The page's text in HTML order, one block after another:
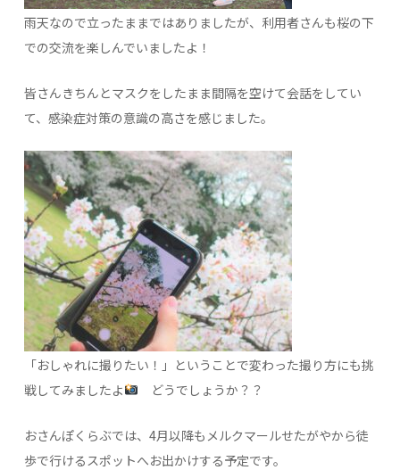
雨天なので立ったままではありましたが、利用者さんも桜の下
での交流を楽しんでいましたよ！
皆さんきちんとマスクをしたまま間隔を空けて会話をしてい
て、感染症対策の意識の高さを感じました。
「おしゃれに撮りたい！」ということで変わった撮り方にも挑
戦してみましたよ
どうでしょうか？？
おさんぽくらぶでは、4月以降もメルクマールせたがやから徒
歩で行けるスポットへお出かけする予定です。